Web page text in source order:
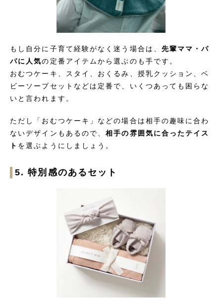
もし自分に子育て経験がなく迷う場合は、 先輩ママ・パ
パに人気の定番アイテムから選ぶのも手です。
おむつケーキ、スタイ、おくるみ、授乳クッション、ベ
ビーソープセットなどは定番で、いくつあっても困らな
いと言われます。
ただし「おむつケーキ」などの場合は相手の趣味に合わ
ないデザインもあるので、相手の雰囲気に合ったテイス
ト を選ぶようにしましょう。
5. 特別感のあるセット